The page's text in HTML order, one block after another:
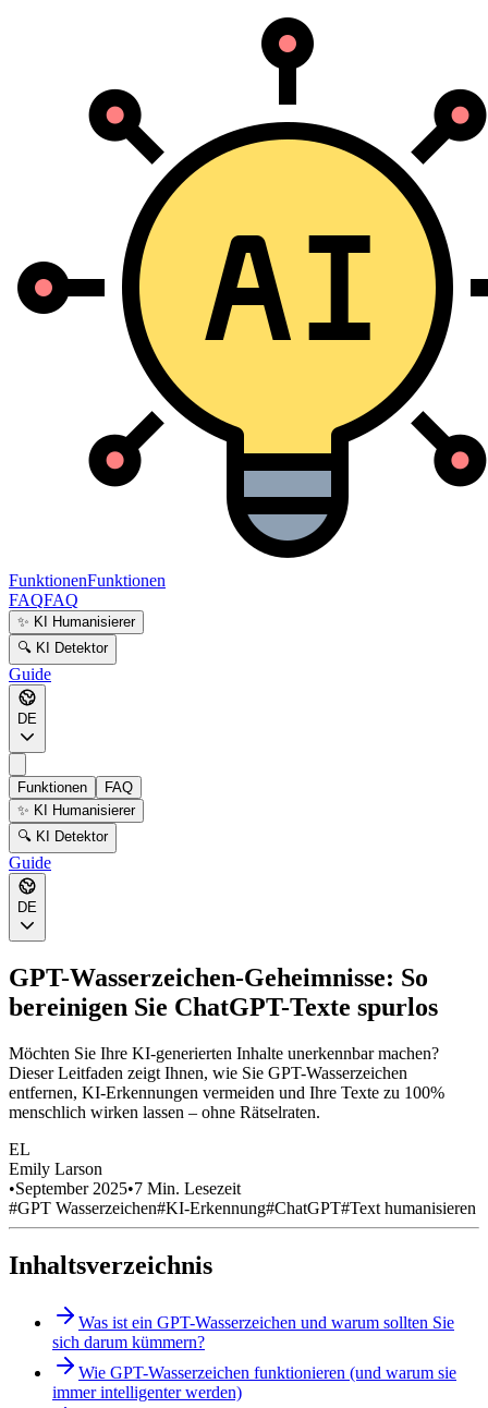
FunktionenFunktionen
FAQFAQ
✨ KI Humanisierer
🔍 KI Detektor
Guide
DE
Funktionen
FAQ
✨ KI Humanisierer
🔍 KI Detektor
Guide
DE
GPT-Wasserzeichen-Geheimnisse: So
bereinigen Sie ChatGPT-Texte spurlos
Möchten Sie Ihre KI-generierten Inhalte unerkennbar machen?
Dieser Leitfaden zeigt Ihnen, wie Sie GPT-Wasserzeichen
entfernen, KI-Erkennungen vermeiden und Ihre Texte zu 100%
menschlich wirken lassen – ohne Rätselraten.
EL
Emily Larson
•September 2025•7 Min. Lesezeit
#GPT Wasserzeichen#KI-Erkennung#ChatGPT#Text humanisieren
Inhaltsverzeichnis
Was ist ein GPT-Wasserzeichen und warum sollten Sie
sich darum kümmern?
Wie GPT-Wasserzeichen funktionieren (und warum sie
immer intelligenter werden)